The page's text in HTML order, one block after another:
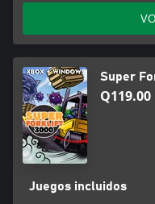
Super
Q119.00
Juegos incluidos